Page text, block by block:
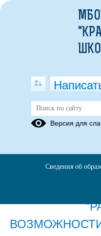
Публикации за
Версия для
Сведения об